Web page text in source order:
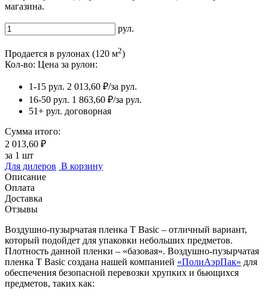
магазина.
рул.
Продается в рулонах (120 м2)
Кол-во: Цена за рулон:
1-15 рул. 2 013,60 ₽/за рул.
16-50 рул. 1 863,60 ₽/за рул.
51+ рул. договорная
Сумма итого:
2 013,60 ₽
за 1 шт
Для дилеров В корзину
Описание
Оплата
Доставка
Отзывы
Воздушно-пузырчатая пленка Т Basic – отличный вариант,
который подойдет для упаковки небольших предметов.
Плотность данной пленки – «базовая». Воздушно-пузырчатая
пленка Т Basic создана нашей компанией «ПолиАэрПак» для
обеспечения безопасной перевозки хрупких и бьющихся
предметов, таких как: